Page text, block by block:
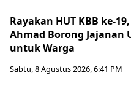
Rayakan HUT KBB ke-
Ahmad Borong Jajanan
untuk Warga
Sabtu, 8 Agustus 2026, 6:41 PM